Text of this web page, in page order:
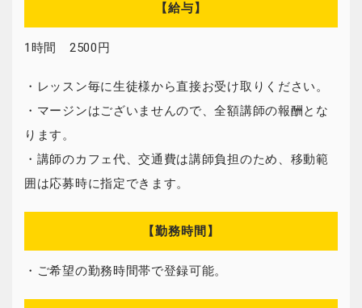
【給与】
1時間 2500円
・レッスン毎に生徒様から直接お受け取りください。
・マージンはございませんので、全額講師の報酬とな
ります。
・講師のカフェ代、交通費は講師負担のため、移動範
囲は応募時に指定できます。
【勤務時間】
・ご希望の勤務時間帯で登録可能。